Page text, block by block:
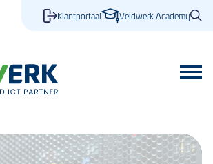
Klantportaal Veldwerk Academy